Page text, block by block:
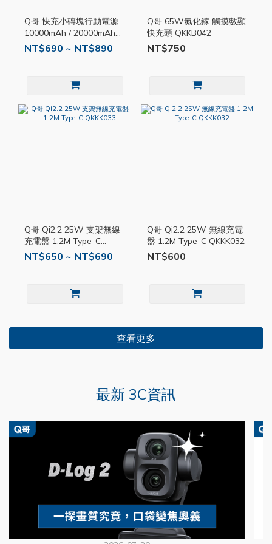
Q哥 快充小磚塊行動電源
10000mAh / 20000mAh
QKKP022
NT$690 ~ NT$890
Q哥 65W氮化鎵 觸摸數顯
快充頭 QKKB042
NT$750
Q哥 Qi2.2 25W 支架無線
充電盤 1.2M Type-C
QKKK033
NT$650 ~ NT$690
Q哥 Qi2.2 25W 無線充電
盤 1.2M Type-C QKKK032
NT$600
查看更多
最新 3C資訊